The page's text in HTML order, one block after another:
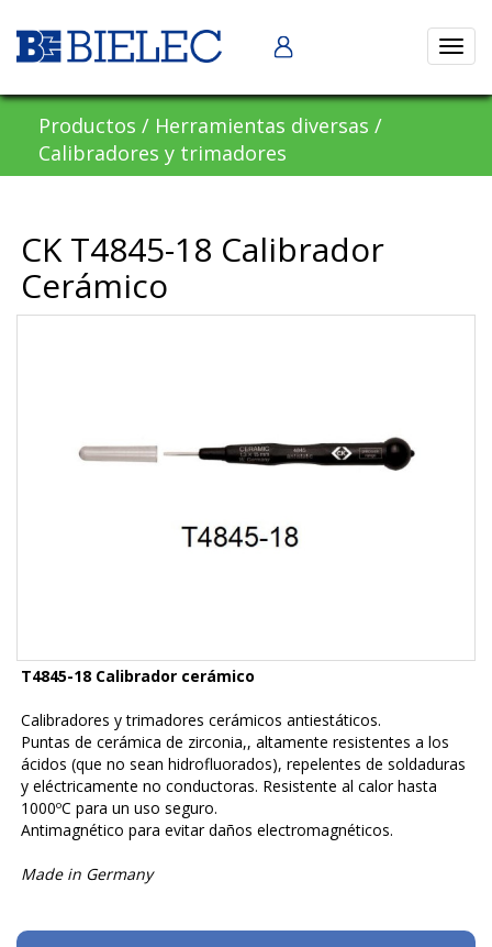
Abrir
Productos / Herramientas diversas /
Calibradores y trimadores
CK T4845-18 Calibrador
Cerámico
T4845-18 Calibrador cerámico
Calibradores y trimadores cerámicos antiestáticos.
Puntas de cerámica de zirconia,, altamente resistentes a los
ácidos (que no sean hidrofluorados), repelentes de soldaduras
y eléctricamente no conductoras. Resistente al calor hasta
1000ºC para un uso seguro.
Antimagnético para evitar daños electromagnéticos.
Made in Germany